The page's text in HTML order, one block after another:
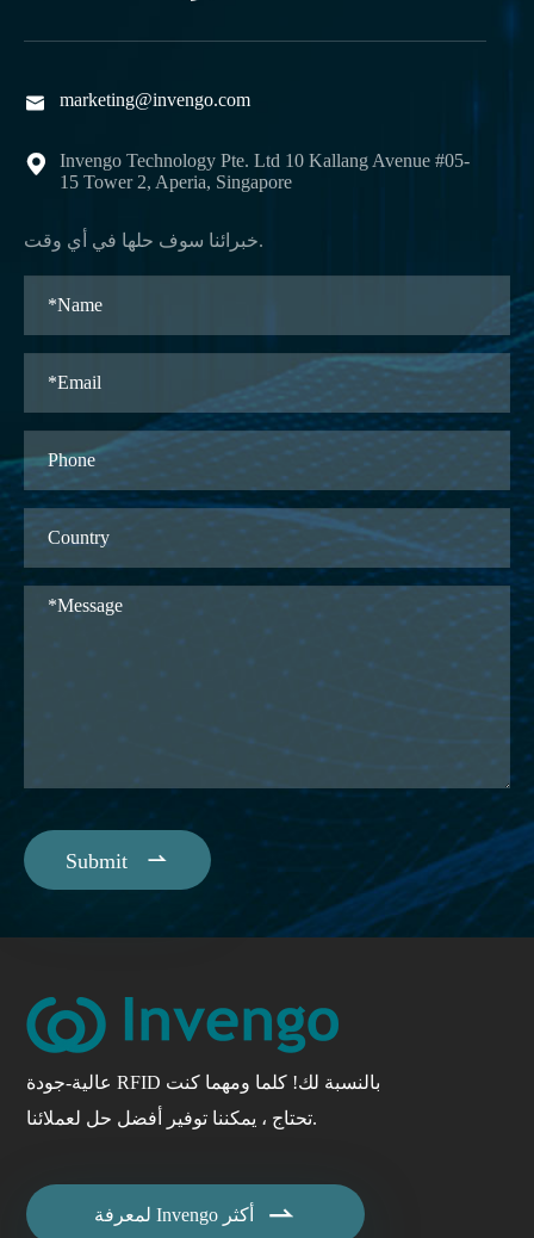
 marketing@invengo.com

Invengo Technology Pte. Ltd 10 Kallang Avenue #05-
15 Tower 2, Aperia, Singapore
خبرائنا سوف حلها في أي وقت.
Submit 
عالية-جودة RFID بالنسبة لك! كلما ومهما كنت
تحتاج ، يمكننا توفير أفضل حل لعملائنا.
لمعرفة Invengo أكثر 